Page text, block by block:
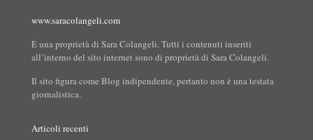
www.saracolangeli.com
È una proprietà di Sara Colangeli. Tutti i contenuti inseriti
all’interno del sito internet sono di proprietà di Sara Colangeli.
Il sito figura come Blog indipendente, pertanto non è una testata
giornalistica.
Articoli recenti